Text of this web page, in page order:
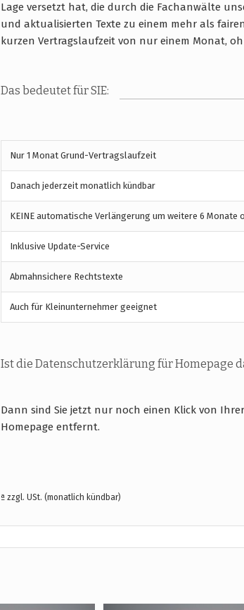
Lage versetzt hat, die durch die Fachanwälte
und aktualisierten Texte zu einem mehr als
kurzen Vertragslaufzeit von nur einem Monat,
Das bedeutet für SIE:
Nur 1 Monat Grund-Vertragslaufzeit
Danach jederzeit monatlich kündbar
KEINE automatische Verlängerung um weitere 6 Monate
Inklusive Update-Service
Abmahnsichere Rechtstexte
Auch für Kleinunternehmer geeignet
Ist die Datenschutzerklärung für Homepage
Dann sind Sie jetzt nur noch einen Klick von
Homepage entfernt.
ª zzgl. USt. (monatlich kündbar)